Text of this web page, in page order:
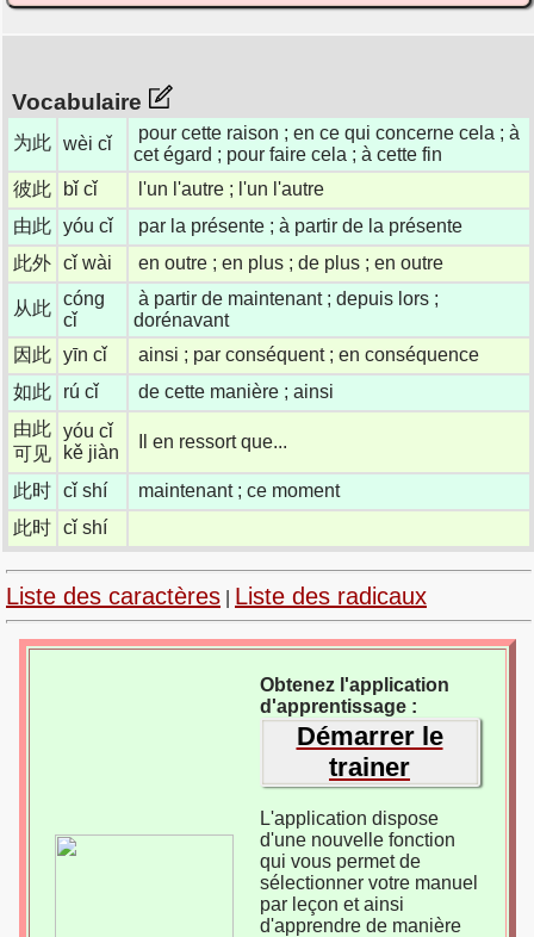
Vocabulaire
为此 wèi cǐ
pour cette raison ; en ce qui concerne cela ; à
cet égard ; pour faire cela ; à cette fin
彼此
bǐ cǐ
l'un l'autre ; l'un l'autre
由此 yóu cǐ
par la présente ; à partir de la présente
此外 cǐ wài en outre ; en plus ; de plus ; en outre
从此 cóng
cǐ
à partir de maintenant ; depuis lors ;
dorénavant
因此 yīn cǐ
ainsi ; par conséquent ; en conséquence
如此
rú cǐ
de cette manière ; ainsi
由此
可见
yóu cǐ
kě jiàn
Il en ressort que...
此时 cǐ shí
maintenant ; ce moment
此时 cǐ shí
Liste des caractères Liste des radicaux
Obtenez l'application
d'apprentissage :
Démarrer le
trainer
L'application dispose
d'une nouvelle fonction
qui vous permet de
sélectionner votre manuel
par leçon et ainsi
d'apprendre de manière